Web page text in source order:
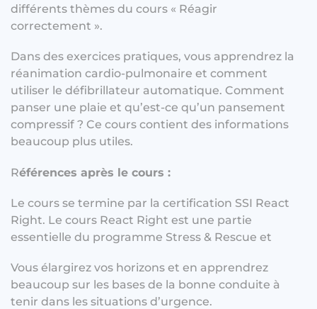
différents thèmes du cours « Réagir
correctement ».
Dans des exercices pratiques, vous apprendrez la
réanimation cardio-pulmonaire et comment
utiliser le défibrillateur automatique. Comment
panser une plaie et qu’est-ce qu’un pansement
compressif ? Ce cours contient des informations
beaucoup plus utiles.
Références après le cours :
Le cours se termine par la certification SSI React
Right. Le cours React Right est une partie
essentielle du programme Stress & Rescue et
Vous élargirez vos horizons et en apprendrez
beaucoup sur les bases de la bonne conduite à
tenir dans les situations d’urgence.